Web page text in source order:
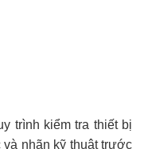
trình kiểm tra thiết bị
và nhãn kỹ thuật trước